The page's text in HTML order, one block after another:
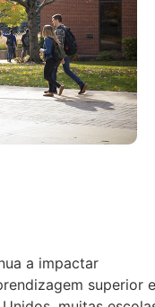
a impactar
superior